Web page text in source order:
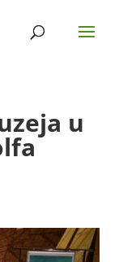
u